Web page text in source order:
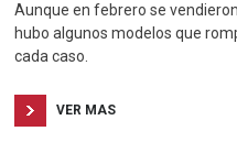
Aunque en febrero se
hubo algunos modelos que
cada caso.
VER MAS